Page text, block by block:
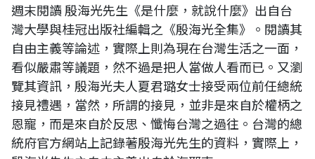
週末閱讀 殷海光先生《是什麼，就說什麼》出自台
灣大學與桂冠出版社編輯之《殷海光全集》。閱讀其
自由主義等論述，實際上則為現在台灣生活之一面，
看似嚴肅等議題，然不過是把人當做人看而已。又瀏
覽其資訊，殷海光夫人夏君璐女士接受兩位前任總統
接見禮遇，當然，所謂的接見，並非是來自於權柄之
恩寵，而是來自於反思、懺悔台灣之過往。台灣的總
統府官方網站上記錄著殷海光先生的資料，實際上，